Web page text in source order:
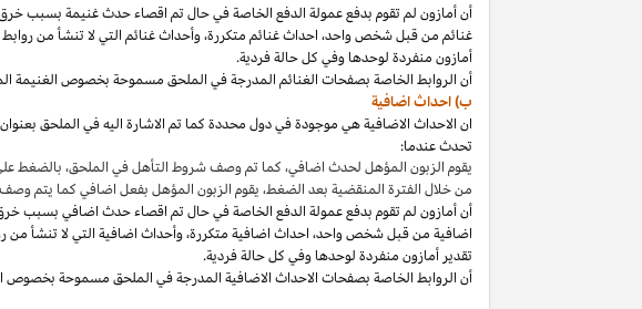
أن أمازون لم تقوم بدفع عمولة الدفع الخاصة في حال تم اقصاء حدث غنيمة بسبب
غنائم من قبل شخصواحد، احداث غنائم متكررة،وأحداث غنائم التي لا تنشأ من
أمازون منفردة لوحدها وفي كل حالة فردية.
أن الروابط الخاصة بصفحات الغنائم المدرجة في الملحق مسموحة بخصوص الغنيمة
ب) احداث اضافية
ان الاحداث الاضافية هي موجودة في دول محددة كما تم الاشارة اليه في الملحق
تحدث عندما:
يقوم الزبون المؤهل لحدث اضافي، كما تم وصف شروط التأهل في الملحق، بالضغط
من خلال الفترة المنقضية بعد الضغط، يقوم الزبون المؤهل بفعل اضافي كما يتم وصف
أن أمازون لم تقوم بدفع عمولة الدفع الخاصة في حال تم اقصاء حدث اضافي بسبب
اضافية من قبل شخصواحد، احداث اضافية متكررة،وأحداث اضافية التي لا تنشأ
تقدير أمازون منفردة لوحدها وفي كل حالة فردية.
أن الروابط الخاصة بصفحات الاحداث الاضافية المدرجة في الملحق مسموحة بخصوص